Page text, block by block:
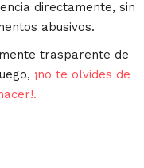
directamente, sin
abusivos.
trasparente de
¡no te olvides de